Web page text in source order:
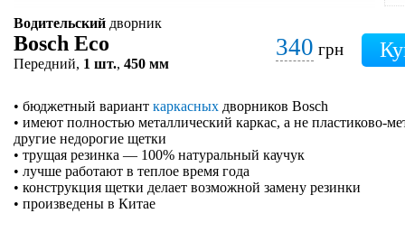
Водительский дворник
Bosch Eco
Передний, 1 шт., 450 мм
340 грн
• бюджетный вариант каркасных дворников Bosch
• имеют полностью металлический каркас, а не пластиково-
другие недорогие щетки
• трущая резинка — 100% натуральный каучук
• лучше работают в теплое время года
• конструкция щетки делает возможной замену резинки
• произведены в Китае